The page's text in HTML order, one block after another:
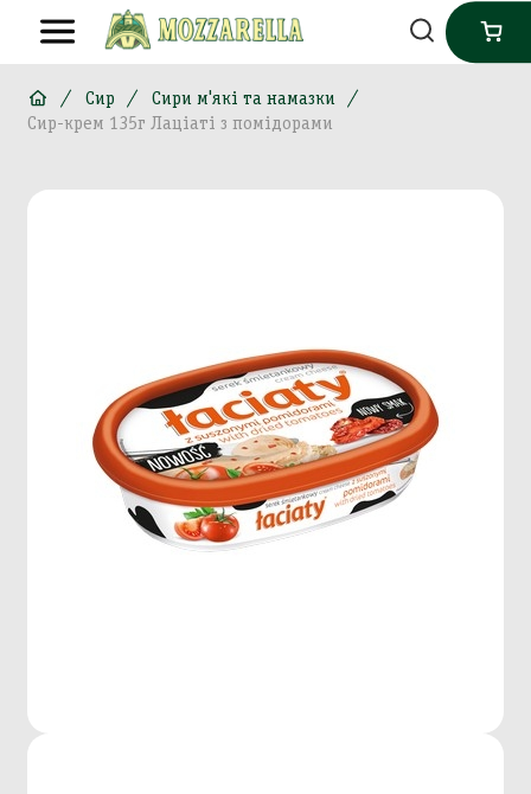
Сир
Сири м'які та намазки
Сир-крем 135г Лаціаті з помідорами